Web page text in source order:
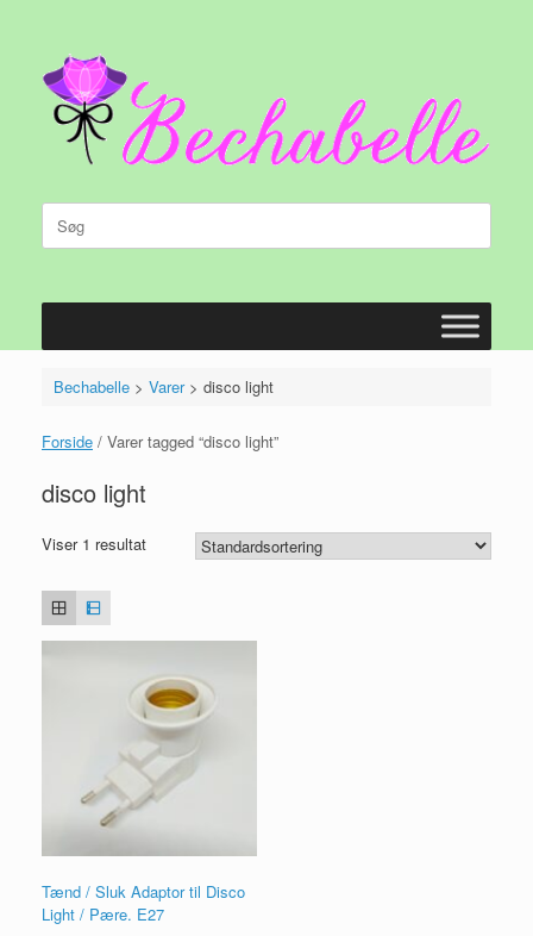
Søg
efter:
Bechabelle> Varer> disco light
Forside / Varer tagged “disco light”
disco light
Viser 1 resultat
Tænd / Sluk Adaptor til Disco
Light / Pære. E27